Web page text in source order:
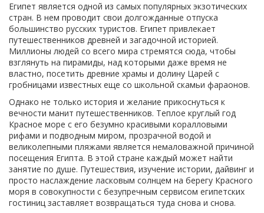
Египет является одной из самых популярных экзотических
стран. В нем проводит свои долгожданные отпуска
большинство русских туристов. Египет привлекает
путешественников древней и загадочной историей.
Миллионы людей со всего мира стремятся сюда, чтобы
взглянуть на пирамиды, над которыми даже время не
властно, посетить древние храмы и долину Царей с
гробницами известных еще со школьной скамьи фараонов.
Однако не только история и желание прикоснуться к
вечности манит путешественников. Теплое круглый год
Красное море с его безумно красивыми коралловыми
рифами и подводным миром, прозрачной водой и
великолепными пляжами является немаловажной причиной
посещения Египта. В этой стране каждый может найти
занятие по душе. Путешествия, изучение истории, дайвинг и
просто наслаждение ласковым солнцем на берегу Красного
моря в совокупности с безупречным сервисом египетских
гостиниц заставляет возвращаться туда снова и снова.